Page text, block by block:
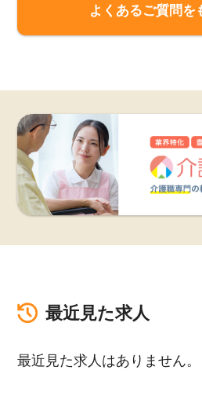
よくあるご質問を
最近見た求人
最近見た求人はありません。